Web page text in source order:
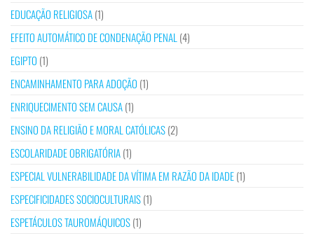
EDUCAÇÃO RELIGIOSA(1)
EFEITO AUTOMÁTICO DE CONDENAÇÃO PENAL (4)
EGIPTO (1)
ENCAMINHAMENTO PARA ADOÇÃO (1)
ENRIQUECIMENTO SEM CAUSA(1)
ENSINO DA RELIGIÃO E MORAL CATÓLICAS(2)
ESCOLARIDADE OBRIGATÓRIA(1)
ESPECIAL VULNERABILIDADE DA VÍTIMA EM RAZÃO DA IDADE(1)
ESPECIFICIDADES SOCIOCULTURAIS(1)
ESPETÁCULOS TAUROMÁQUICOS(1)